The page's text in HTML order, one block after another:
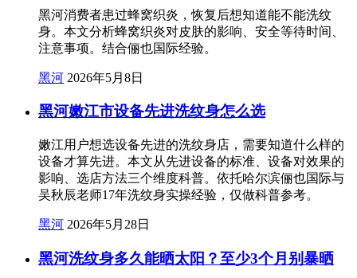
黑河消费者患过蜂窝织炎，恢复后想知道能不能洗纹
身。本文分析蜂窝织炎对皮肤的影响、安全等待时间、
注意事项。结合俪也国际经验。
黑河 2026年5月8日
黑河嫩江市设备先进洗纹身怎么选
嫩江用户想选设备先进的洗纹身店，需要知道什么样的
设备才算先进。本文从先进设备的标准、设备对效果的
影响、选店方法三个维度科普。依托哈尔滨俪也国际与
吴秋辰老师17年洗纹身实操经验，仅做科普参考。
黑河 2026年5月28日
黑河洗纹身多久能晒太阳？至少3个月别暴晒